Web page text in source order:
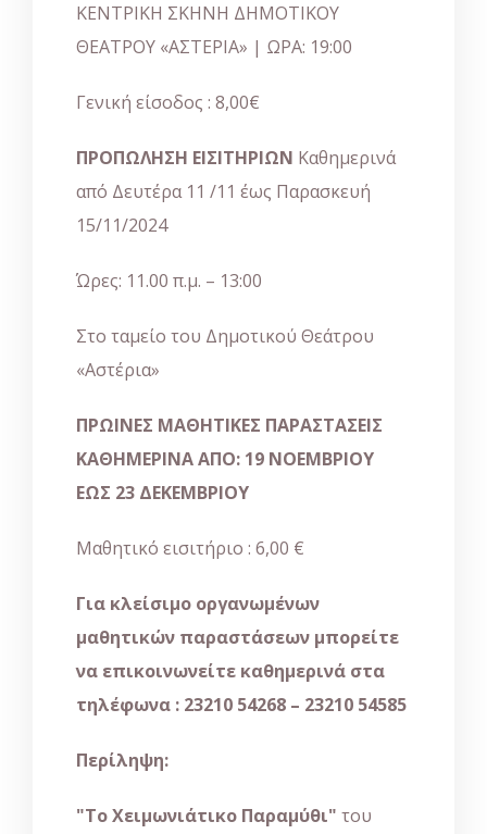
ΚΕΝΤΡΙΚΗ ΣΚΗΝΗ ΔΗΜΟΤΙΚΟΥ
ΘΕΑΤΡΟΥ «ΑΣΤΕΡΙΑ» | ΩΡΑ: 19:00
Γενική είσοδος : 8,00€
ΠΡΟΠΩΛΗΣΗ ΕΙΣΙΤΗΡΙΩΝ Καθημερινά
από Δευτέρα 11 /11 έως Παρασκευή
15/11/2024
Ώρες: 11.00 π.μ. – 13:00
Στο ταμείο του Δημοτικού Θεάτρου
«Αστέρια»
ΠΡΩΙΝΕΣ ΜΑΘΗΤΙΚΕΣ ΠΑΡΑΣΤΑΣΕΙΣ
ΚΑΘΗΜΕΡΙΝΑ ΑΠΟ: 19 ΝΟΕΜΒΡΙΟΥ
ΕΩΣ 23 ΔΕΚΕΜΒΡΙΟΥ
Μαθητικό εισιτήριο : 6,00 €
Για κλείσιμο οργανωμένων
μαθητικών παραστάσεων μπορείτε
να επικοινωνείτε καθημερινά στα
τηλέφωνα : 23210 54268 – 23210 54585
Περίληψη:
"Το Χειμωνιάτικο Παραμύθι" του